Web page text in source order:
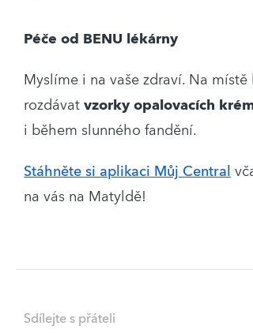
Péče od BENU lékárny
Myslíme i na vaše zdraví. Na
rozdávatvzorky opalovacích
i během slunného fandění.
Stáhněte si aplikaci Můj Central
na vás na Matyldě!
Sdílejte s přáteli